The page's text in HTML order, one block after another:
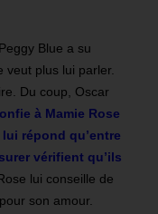
Blue a su
veut plus lui parler.
Du coup, Oscar
à Mamie Rose
répond qu’entre
vérifient qu’ils
lui conseille de
son amour.